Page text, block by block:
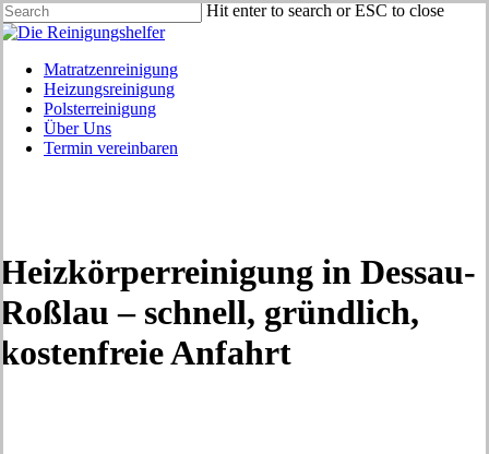
Skip
to
content
Hit enter to search or ESC to close
Close
Menu
Matratzenreinigung
Heizungsreinigung
Polsterreinigung
Über Uns
Termin vereinbaren
Heizkörperreinigung in Dessau-
Roßlau – schnell, gründlich,
kostenfreie Anfahrt